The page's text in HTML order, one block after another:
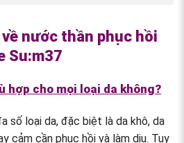
nước thần phục hồi
Su:m37
hợp cho mọi loại da không?
số loại da, đặc biệt là da khô, da
cảm cần phục hồi và làm dịu. Tuy